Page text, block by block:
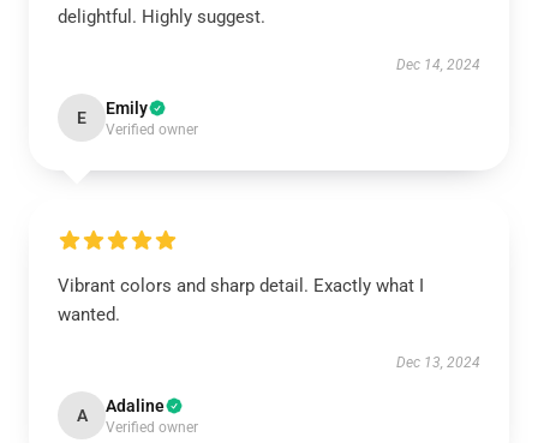
delightful. Highly suggest.
Dec 14, 2024
E Emily
Verified owner
Vibrant colors and sharp detail. Exactly what I
wanted.
Dec 13, 2024
A Adaline
Verified owner